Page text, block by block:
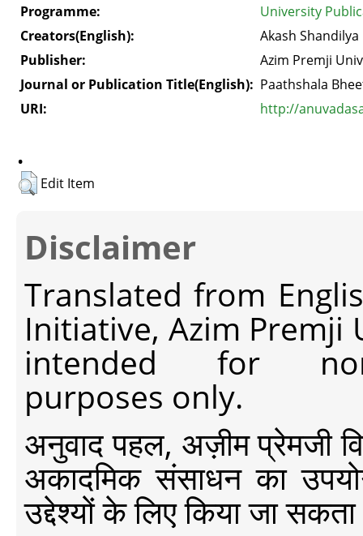
Programme:
University
Creators(English):
Akash Shandilya
Publisher:
Azim Premji
Journal or Publication Title(English): Paathshala
URI:
http://
.
Edit Item
Disclaimer
Translated from
Initiative, Azim Premji
intended for non-
purposes only.
अनुवाद पहल, अज़ीम प्रेमजी
अकादमिक संसाधन का
उद्देश्यों के लिए किया जा